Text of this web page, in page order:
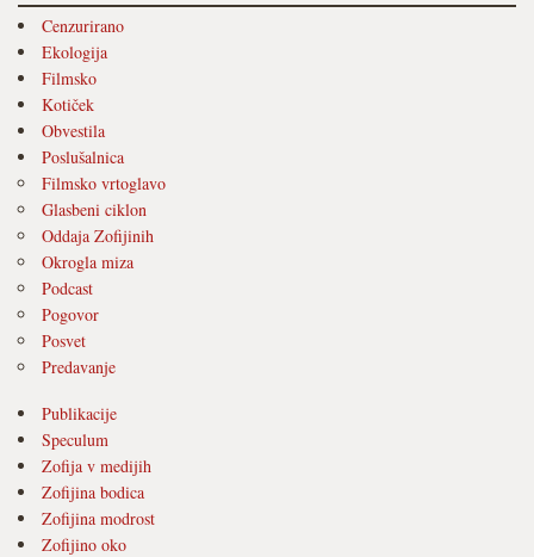
Cenzurirano
Ekologija
Filmsko
Kotiček
Obvestila
Poslušalnica
Filmsko vrtoglavo
Glasbeni ciklon
Oddaja Zofijinih
Okrogla miza
Podcast
Pogovor
Posvet
Predavanje
Publikacije
Speculum
Zofija v medijih
Zofijina bodica
Zofijina modrost
Zofijino oko